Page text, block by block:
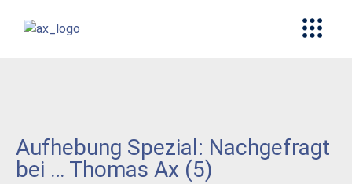
Aufhebung Spezial: Nachgefragt
bei … Thomas Ax (5)